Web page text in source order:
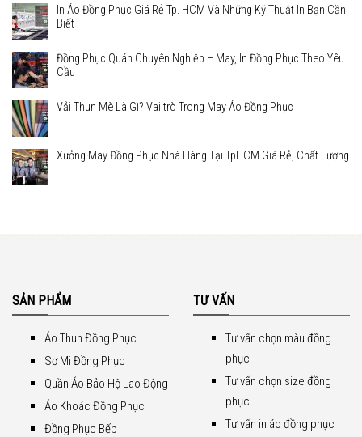
In Áo Đồng Phục Giá Rẻ Tp. HCM Và Những Kỹ Thuật In Bạn Cần
Biết
Đồng Phục Quán Chuyên Nghiệp – May, In Đồng Phục Theo Yêu
Cầu
Vải Thun Mè Là Gì? Vai trò Trong May Áo Đồng Phục
Xưởng May Đồng Phục Nhà Hàng Tại TpHCM Giá Rẻ, Chất Lượng
SẢN PHẨM
Áo Thun Đồng Phục
Sơ Mi Đồng Phục
Quần Áo Bảo Hộ Lao Động
Áo Khoác Đồng Phục
Đồng Phục Bếp
TƯ VẤN
Tư vấn chọn màu đồng
phục
Tư vấn chọn size đồng
phục
Tư vấn in áo đồng phục